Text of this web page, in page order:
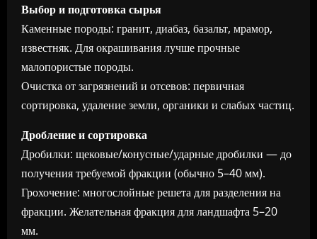
Выбор и подготовка сырья
Каменные породы: гранит, диабаз, базальт, мрамор,
известняк. Для окрашивания лучше прочные
малопористые породы.
Очистка от загрязнений и отсевов: первичная
сортировка, удаление земли, органики и слабых частиц.
Дробление и сортировка
Дробилки: щековые/конусные/ударные дробилки — до
получения требуемой фракции (обычно 5–40 мм).
Грохочение: многослойные решета для разделения на
фракции. Желательная фракция для ландшафта 5–20
мм.